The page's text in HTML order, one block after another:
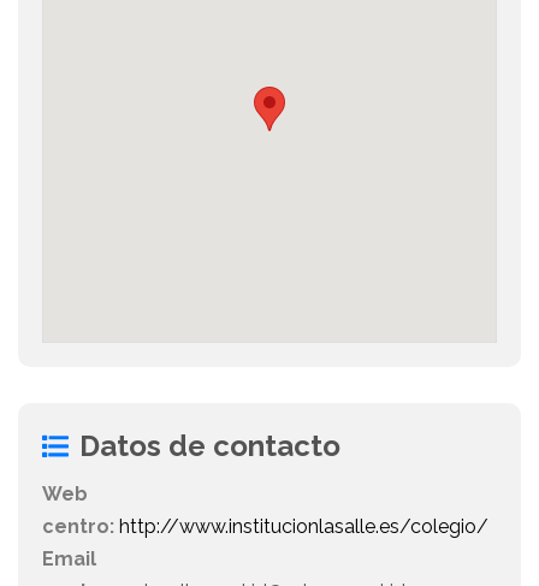
Datos de contacto
Web
centro: http://www.institucionlasalle.es/colegio/
Email